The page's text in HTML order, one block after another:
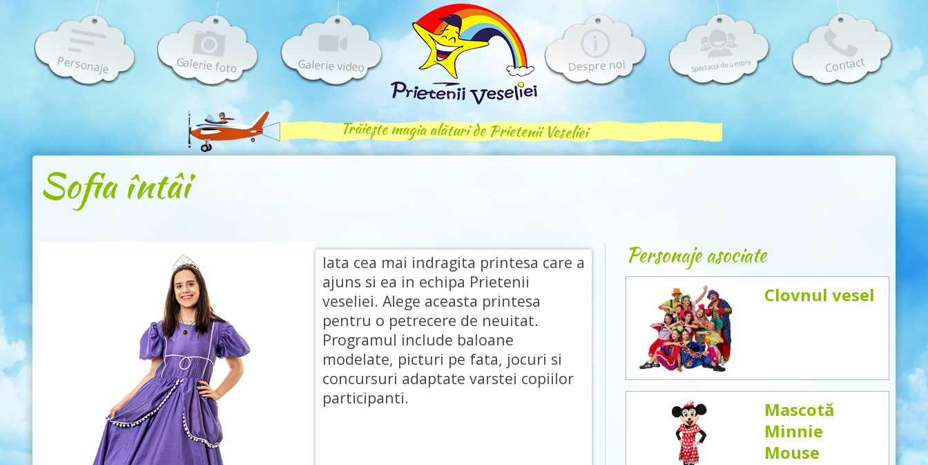
Personaje Galerie foto Galerie video Despre noi Spectacol de umbre Contact
Trăiește magia alături de Prietenii Veseliei
Sofia întâi
Iata cea mai indragita printesa care a
ajuns si ea in echipa Prietenii
veseliei. Alege aceasta printesa
pentru o petrecere de neuitat.
Programul include baloane
modelate, picturi pe fata, jocuri si
concursuri adaptate varstei copiilor
participanti.
Personaje asociate
Clovnul vesel
Mascotă
Minnie
Mouse